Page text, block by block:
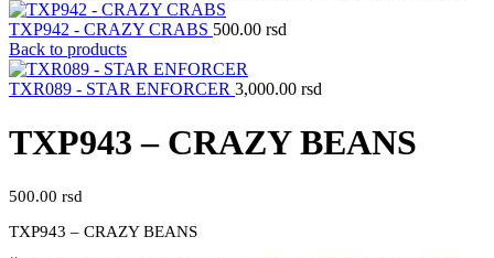
TXP942 - CRAZY CRABS 500.00 rsd
Back to products
TXR089 - STAR ENFORCER 3,000.00 rsd
TXP943 – CRAZY BEANS
500.00 rsd
TXP943 – CRAZY BEANS